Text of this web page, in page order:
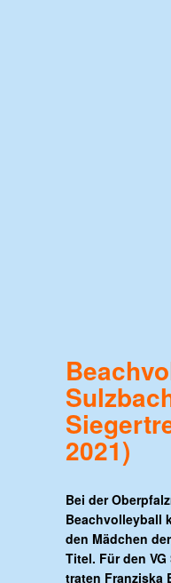
2021)
Bei der
Beachvolleyball
den Mädchen
Titel. Für den
traten Franziska